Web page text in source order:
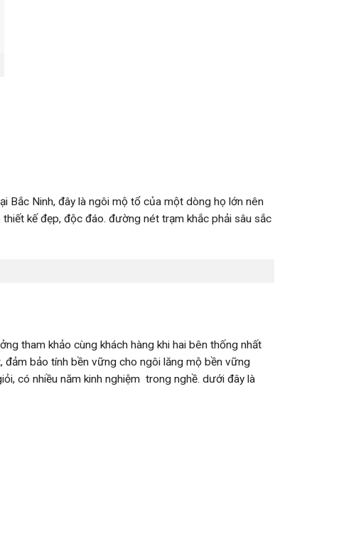
Bắc Ninh, đây là ngôi mộ tổ của một dòng họ lớn nên
kế đẹp, độc đáo. đường nét trạm khắc phải sâu sắc
tham khảo cùng khách hàng khi hai bên thống nhất
bảo tính bền vững cho ngôi lăng mộ bền vững
có nhiều năm kinh nghiệm trong nghề. dưới đây là